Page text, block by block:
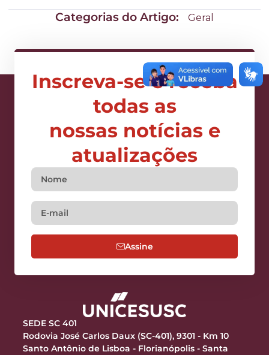
Categorias do Artigo: Geral
Inscreva-se e receba
todas as
nossas notícias e
atualizações
Assine
SEDE SC 401
Rodovia José Carlos Daux (SC-401), 9301 - Km 10
Santo Antônio de Lisboa - Florianópolis - Santa